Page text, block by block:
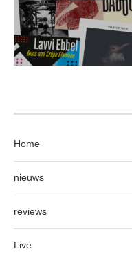
Home
nieuws
reviews
Live